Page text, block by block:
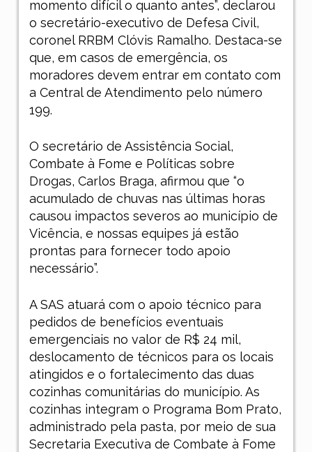
momento difícil o quanto antes”, declarou
o secretário-executivo de Defesa Civil,
coronel RRBM Clóvis Ramalho. Destaca-se
que, em casos de emergência, os
moradores devem entrar em contato com
a Central de Atendimento pelo número
199.
O secretário de Assistência Social,
Combate à Fome e Políticas sobre
Drogas, Carlos Braga, afirmou que “o
acumulado de chuvas nas últimas horas
causou impactos severos ao município de
Vicência, e nossas equipes já estão
prontas para fornecer todo apoio
necessário”.
A SAS atuará com o apoio técnico para
pedidos de benefícios eventuais
emergenciais no valor de R$ 24 mil,
deslocamento de técnicos para os locais
atingidos e o fortalecimento das duas
cozinhas comunitárias do município. As
cozinhas integram o Programa Bom Prato,
administrado pela pasta, por meio de sua
Secretaria Executiva de Combate à Fome